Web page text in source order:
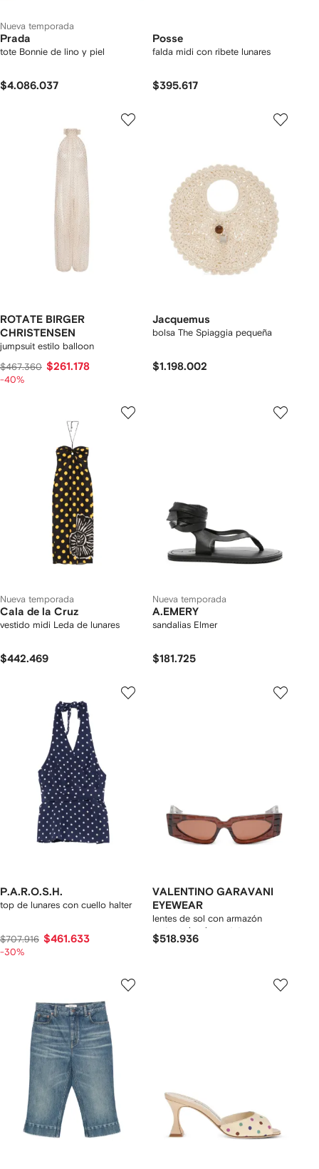
Nueva temporada
Prada
tote Bonnie de lino y piel
$4.086.037
Posse
falda midi con ribete lunares
$395.617
ROTATE BIRGER
CHRISTENSEN
jumpsuit estilo balloon
$467.360 $261.178
-40%
Jacquemus
bolsa The Spiaggia pequeña
$1.198.002
Nueva temporada
Cala de la Cruz
vestido midi Leda de lunares
$442.469
Nueva temporada
A.EMERY
sandalias Elmer
$181.725
P.A.R.O.S.H.
top de lunares con cuello halter
$707.916 $461.633
-30%
VALENTINO GARAVANI
EYEWEAR
lentes de sol con armazón
rectangular de acetato
$518.936